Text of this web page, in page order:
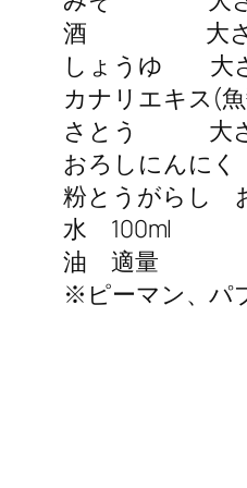
酒 大さ
しょうゆ 大
カナリエキス(
さとう 大さ
おろしにんに
粉とうがらし
水 100ml
油 適量
※ピーマン、パ